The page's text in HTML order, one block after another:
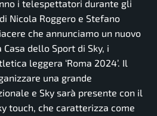
i telespettatori durante gli
Nicola Roggero e Stefano
che annunciamo un nuovo
dello Sport di Sky, i
leggera ‘Roma 2024’. Il
una grande
e Sky sarà presente con il
touch, che caratterizza come